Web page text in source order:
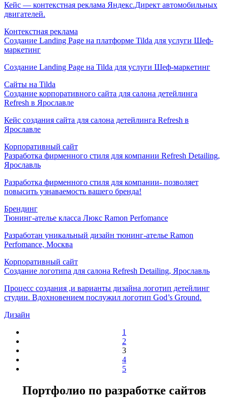
Кейс — контекстная реклама Яндекс.Директ автомобильных
двигателей.
Контекстная реклама
Создание Landing Page на платформе Tilda для услуги Шеф-
маркетинг
Создание Landing Page на Tilda для услуги Шеф-маркетинг
Сайты на Tilda
Создание корпоративного сайта для салона детейлинга
Refresh в Ярославле
Кейс создания сайта для салона детейлинга Refresh в
Ярославле
Корпоративный сайт
Разработка фирменного стиля для компании Refresh Detailing,
Ярославль
Разработка фирменного стиля для компании- позволяет
повысить узнаваемость вашего бренда!
Брендинг
Тюнинг-ателье класса Люкс Ramon Perfomance
Разработан уникальный дизайн тюнинг-ателье Ramon
Perfomance, Москва
Корпоративный сайт
Создание логотипа для салона Refresh Detailing, Ярославль
Процесс создания ,и варианты дизайна логотип детейлинг
студии. Вдохновением послужил логотип God’s Ground.
Дизайн
1
2
3
4
5
Портфолио по разработке сайтов